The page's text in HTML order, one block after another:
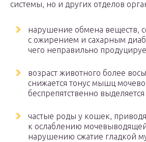
системы, но и других отделов
нарушение обмена веществ,
с ожирением и сахарным
чего неправильно
возраст животного более
снижается тонус мышц
беспрепятственно
частые роды у кошек,
к ослаблению
нарушению сжатие гладкой